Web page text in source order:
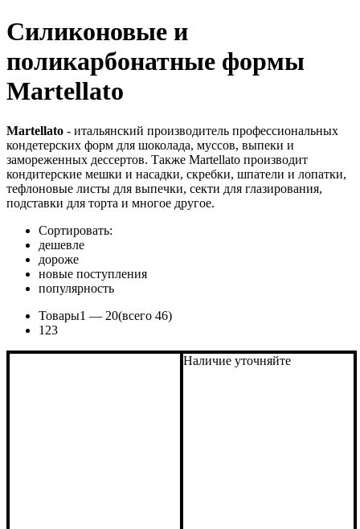
Силиконовые и
поликарбонатные формы
Martellato
Martellato - итальянский производитель профессиональных
кондетерских форм для шоколада, муссов, выпеки и
замореженных дессертов. Также Martellato производит
кондитерские мешки и насадки, скребки, шпатели и лопатки,
тефлоновые листы для выпечки, секти для глазирования,
подставки для торта и многое другое.
Сортировать:
дешевле
дороже
новые поступления
популярность
Товары1 — 20(всего 46)
1 23
Наличие уточняйте